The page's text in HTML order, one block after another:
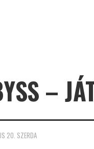
–
20. SZERDA